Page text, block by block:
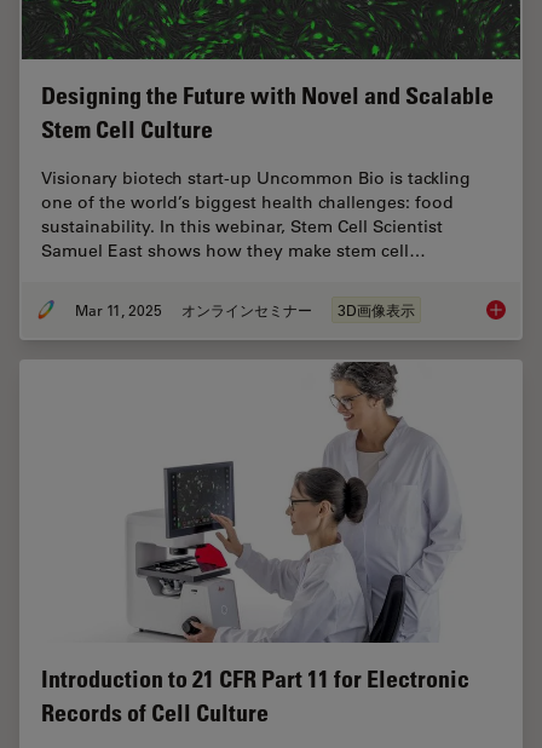
Designing the Future with Novel and Scalable
Stem Cell Culture
Visionary biotech start-up Uncommon Bio is tackling
one of the world’s biggest health challenges: food
sustainability. In this webinar, Stem Cell Scientist
Samuel East shows how they make stem cell…
Mar 11, 2025 オンラインセミナー 3D画像表示
Introduction to 21 CFR Part 11 for Electronic
Records of Cell Culture